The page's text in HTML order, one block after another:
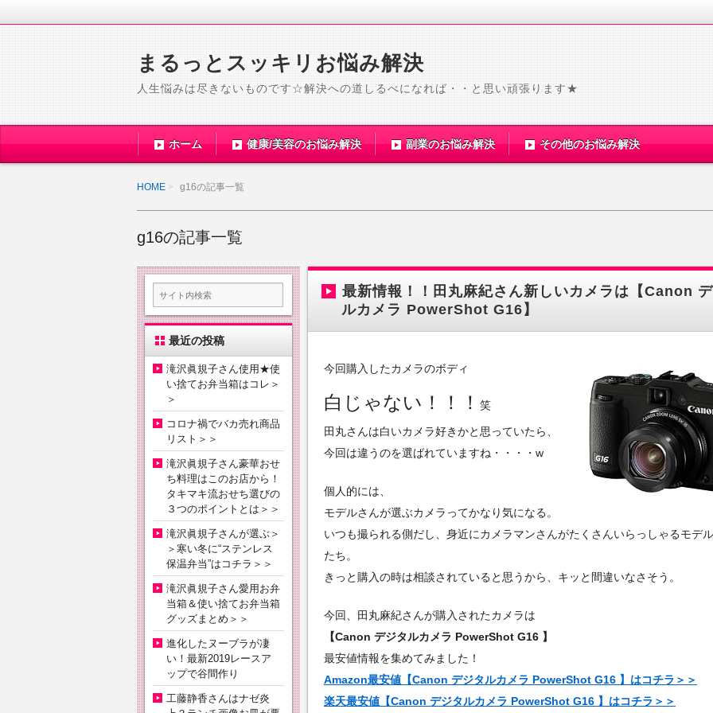
まるっとスッキリお悩み解決
人生悩みは尽きないものです☆解決への道しるべになれば・・と思い頑張ります★
ホーム 健康/美容のお悩み解決 副業のお悩み解決 その他のお悩み解決
HOME g16の記事一覧
g16の記事一覧
最新情報！！田丸麻紀さん新しいカメラは【Canon
ルカメラ PowerShot G16】
今回購入したカメラのボディ
白じゃない！！！ 笑
田丸さんは白いカメラ好きかと思っていたら、
今回は違うのを選ばれていますね・・・・w
個人的には、
モデルさんが選ぶカメラってかなり気になる。
いつも撮られる側だし、身近にカメラマンさんがたくさんいらっしゃるモデ
たち。
きっと購入の時は相談されていると思うから、キッと間違いなさそう。
今回、田丸麻紀さんが購入されたカメラは
【Canon デジタルカメラ PowerShot G16 】
最安値情報を集めてみました！
Amazon最安値【Canon デジタルカメラ PowerShot G16 】はコチラ＞＞
楽天最安値【Canon デジタルカメラ PowerShot G16 】はコチラ＞＞
最近の投稿
滝沢眞規子さん使用★使
い捨てお弁当箱はコレ＞
＞
コロナ禍でバカ売れ商品
リスト＞＞
滝沢眞規子さん豪華おせ
ち料理はこのお店から！
タキマキ流おせち選びの
３つのポイントとは＞＞
滝沢眞規子さんが選ぶ＞
＞寒い冬に“ステンレス
保温弁当”はコチラ＞＞
滝沢眞規子さん愛用お弁
当箱＆使い捨てお弁当箱
グッズまとめ＞＞
進化したヌーブラが凄
い！最新2019レースア
ップで谷間作り
工藤静香さんはナゼ炎